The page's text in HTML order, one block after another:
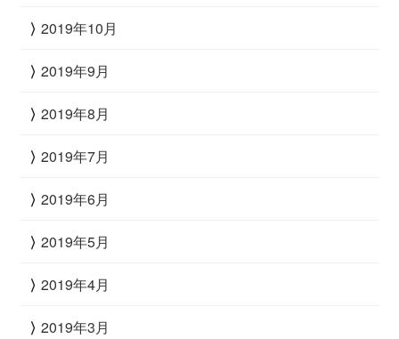
2019年10月
2019年9月
2019年8月
2019年7月
2019年6月
2019年5月
2019年4月
2019年3月